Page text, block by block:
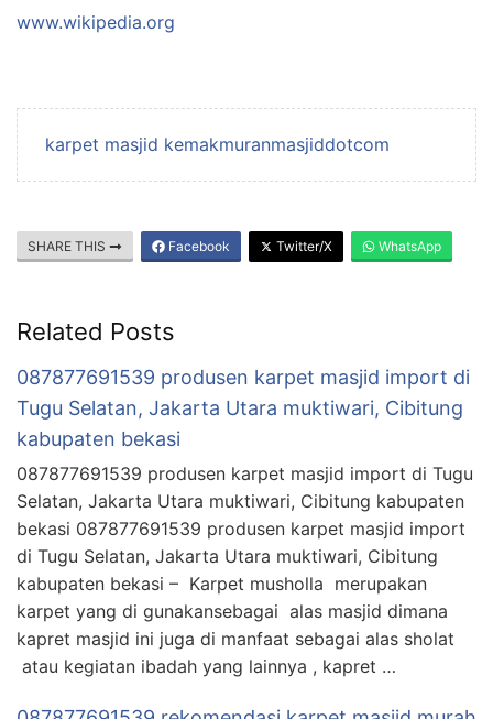
www.wikipedia.org
karpet masjid kemakmuranmasjiddotcom
SHARE THIS Facebook Twitter/X WhatsApp
Related Posts
087877691539 produsen karpet masjid import di
Tugu Selatan, Jakarta Utara muktiwari, Cibitung
kabupaten bekasi
087877691539 produsen karpet masjid import di Tugu
Selatan, Jakarta Utara muktiwari, Cibitung kabupaten
bekasi 087877691539 produsen karpet masjid import
di Tugu Selatan, Jakarta Utara muktiwari, Cibitung
kabupaten bekasi – Karpet musholla merupakan
karpet yang di gunakansebagai alas masjid dimana
kapret masjid ini juga di manfaat sebagai alas sholat
atau kegiatan ibadah yang lainnya , kapret …